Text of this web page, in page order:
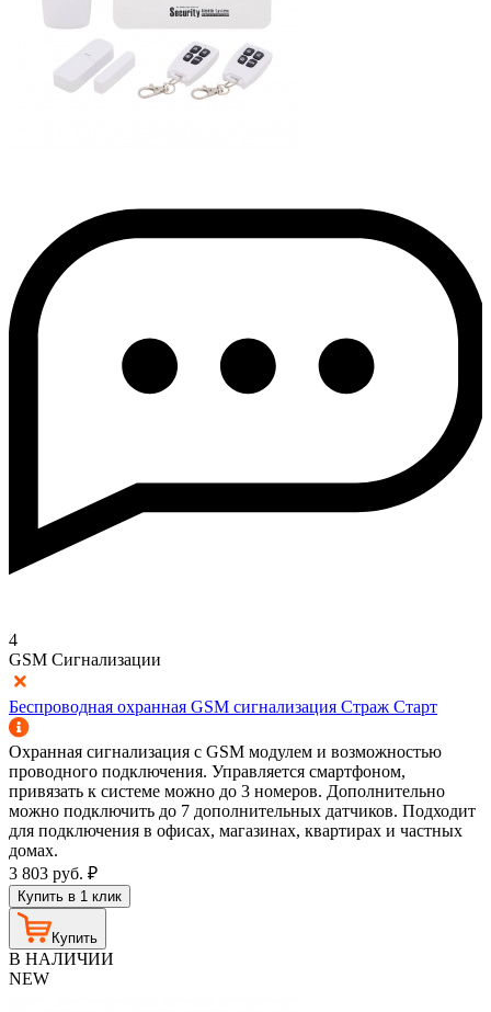
4
GSM Сигнализации
Беспроводная охранная GSM сигнализация Страж Старт
Охранная сигнализация с GSM модулем и возможностью
проводного подключения. Управляется смартфоном,
привязать к системе можно до 3 номеров. Дополнительно
можно подключить до 7 дополнительных датчиков. Подходит
для подключения в офисах, магазинах, квартирах и частных
домах.
3 803 руб. ₽
Купить в 1 клик
Купить
В НАЛИЧИИ
NEW